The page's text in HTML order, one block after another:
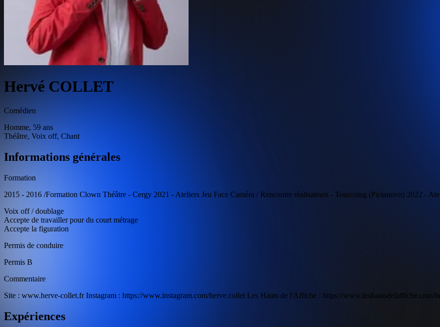
Hervé COLLET
Comédien
Homme, 59 ans
Théâtre, Voix off, Chant
Informations générales
Formation
2015 - 2016 /Formation Clown Théâtre - Cergy 2021 - Ateliers Jeu Face Caméra / Rencontre réalisateurs - Tourcoing (Pictanovo) 2022 -
Voix off / doublage
Accepte de travailler pour du court métrage
Accepte la figuration
Permis de conduire
Permis B
Commentaire
Site : www.herve-collet.fr Instagram : https://www.instagram.com/herve.collet Les Hauts de l'Affiche : https://www.leshautsdelaffiche.com/
Expériences